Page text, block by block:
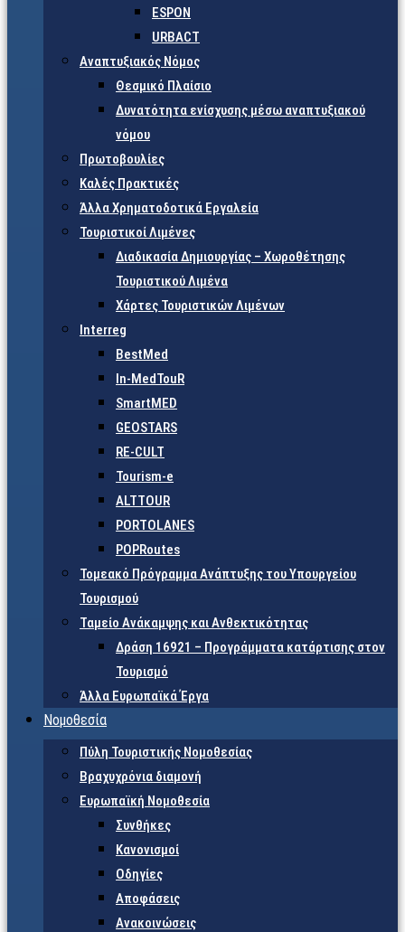
ESPON
URBACT
Αναπτυξιακός Νόμος
Θεσμικό Πλαίσιο
Δυνατότητα ενίσχυσης μέσω αναπτυξιακού
νόμου
Πρωτοβουλίες
Καλές Πρακτικές
Άλλα Χρηματοδοτικά Εργαλεία
Τουριστικοί Λιμένες
Διαδικασία Δημιουργίας – Χωροθέτησης
Τουριστικού Λιμένα
Χάρτες Τουριστικών Λιμένων
Interreg
BestMed
In-MedTouR
SmartMED
GEOSTARS
RE-CULT
Tourism-e
ALTTOUR
PORTOLANES
POPRoutes
Τομεακό Πρόγραμμα Ανάπτυξης του Υπουργείου
Τουρισμού
Ταμείο Ανάκαμψης και Ανθεκτικότητας
Δράση 16921 – Προγράμματα κατάρτισης στον
Τουρισμό
Άλλα Ευρωπαϊκά Έργα
Νομοθεσία
Πύλη Τουριστικής Νομοθεσίας
Βραχυχρόνια διαμονή
Ευρωπαϊκή Νομοθεσία
Συνθήκες
Κανονισμοί
Οδηγίες
Αποφάσεις
Ανακοινώσεις